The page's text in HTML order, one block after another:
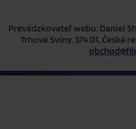
Prevádzkovateľ webu: Daniel
Trhové Sviny, 374 01, Česká